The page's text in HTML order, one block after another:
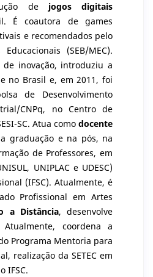
de jogos digitais
É coautora de games
e recomendados pelo
(SEB/MEC).
inovação, introduziu a
no Brasil e, em 2011, foi
de Desenvolvimento
CNPq, no Centro de
SC. Atua comodocente
graduação e na pós, na
de Professores, em
UNIPLAC e UDESC)
(IFSC). Atualmente, é
Profissional em Artes
a Distância, desenvolve
coordena a
Programa Mentoria para
realização da SETEC em
IFSC.